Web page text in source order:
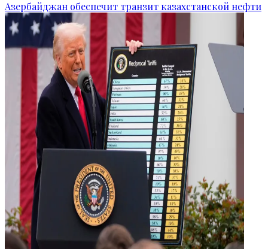
Азербайджан обеспечит транзит казахстанской нефти